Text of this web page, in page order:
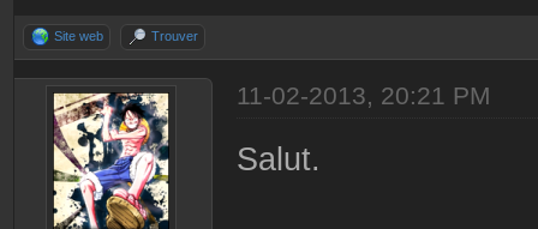
Site web Trouver
11-02-2013, 20:21 PM
Salut.